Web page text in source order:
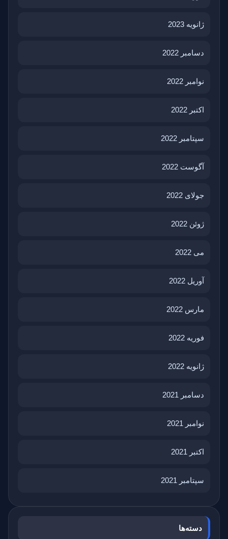
ژانویه 2023
دسامبر 2022
نوامبر 2022
اکتبر 2022
سپتامبر 2022
آگوست 2022
جولای 2022
ژوئن 2022
می 2022
آوریل 2022
مارس 2022
فوریه 2022
ژانویه 2022
دسامبر 2021
نوامبر 2021
اکتبر 2021
سپتامبر 2021
دسته‌ها